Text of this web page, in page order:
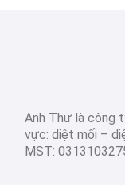
2026-03-03
Anh Thư là công
vực: diệt mối –
MST: